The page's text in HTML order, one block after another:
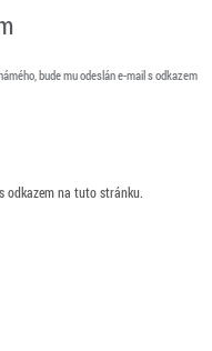
bude mu odeslán e-mail s odkazem
odkazem na tuto stránku.